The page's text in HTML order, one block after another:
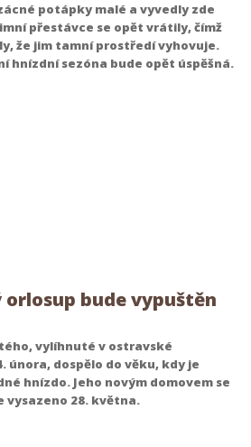
potápky malé a vyvedly zde
přestávce se opět vrátily, čímž
že jim tamní prostředí vyhovuje.
hnízdní sezóna bude opět úspěšná.
bude vypuštěn
vylíhnuté v ostravské
února, dospělo do věku, kdy je
hnízdo. Jeho novým domovem se
vysazeno 28. května.